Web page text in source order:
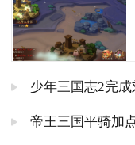
少年三国志2完
帝王三国平骑加